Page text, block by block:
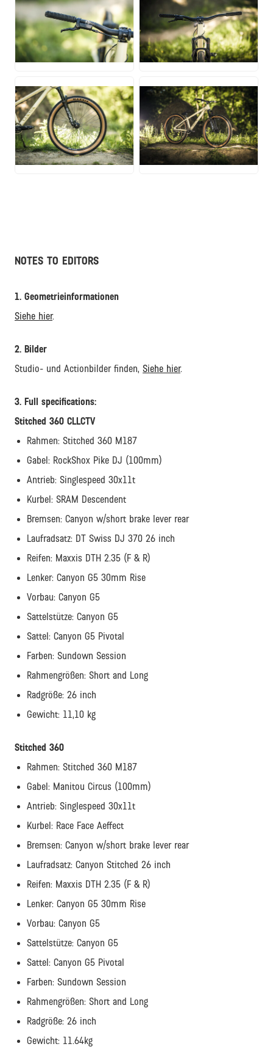
JPG
JPG JPG
NOTES TO EDITORS
1. Geometrieinformationen
Siehe hier.
2. Bilder
Studio- und Actionbilder finden, Siehe hier.
3. Full specifications:
Stitched 360 CLLCTV
Rahmen​: Stitched 360 M187
Gabel: RockShox Pike DJ (100mm)
Antrieb​: Singlespeed 30x11t
Kurbel: SRAM Descendent
Bremsen: Canyon w/short brake lever rear
Laufradsatz​: DT Swiss DJ 370 26 inch
Reifen: Maxxis DTH 2.35 (F & R)
Lenker: Canyon G5 30mm Rise
Vorbau: Canyon G5
Sattelstütze​: Canyon G5
Sattel: Canyon G5 Pivotal
Farben: Sundown Session
Rahmengrößen: Short and Long
Radgröße​: 26 inch
Gewicht: 11,10 kg
Stitched 360
Rahmen: Stitched 360 M187
Gabel: Manitou Circus (100mm)
Antrieb: Singlespeed 30x11t
Kurbel: Race Face Aeffect
Bremsen: Canyon w/short brake lever rear
Laufradsatz: Canyon Stitched 26 inch
Reifen: Maxxis DTH 2.35 (F & R)
Lenker: Canyon G5 30mm Rise
Vorbau: Canyon G5
Sattelstütze: Canyon G5
Sattel: Canyon G5 Pivotal
Farben: Sundown Session
Rahmengrößen: Short and Long
Radgröße: 26 inch
Gewicht: 11.64kg